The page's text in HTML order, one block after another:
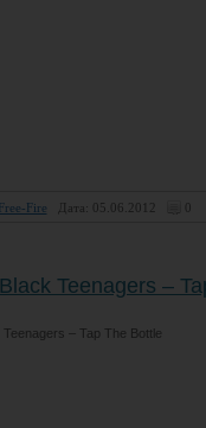
Free-Fire Дата: 05.06.2012 0
Teenagers –
– Tap The Bottle